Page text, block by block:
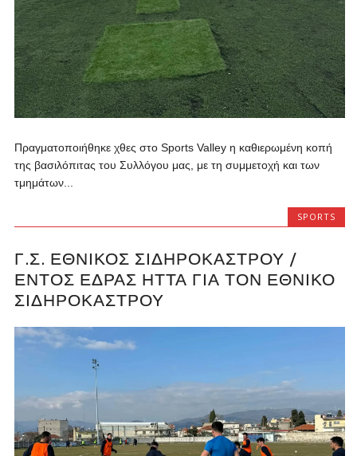
Πραγματοποιήθηκε χθες στο Sports Valley η καθιερωμένη κοπή
της βασιλόπιτας του Συλλόγου μας, με τη συμμετοχή και των
τμημάτων...
SPORTS
Γ.Σ. ΕΘΝΙΚΌΣ ΣΙΔΗΡΟΚΆΣΤΡΟΥ /
ΕΝΤΌΣ ΈΔΡΑΣ ΉΤΤΑ ΓΙΑ ΤΟΝ ΕΘΝΙΚΌ
ΣΙΔΗΡΟΚΆΣΤΡΟΥ